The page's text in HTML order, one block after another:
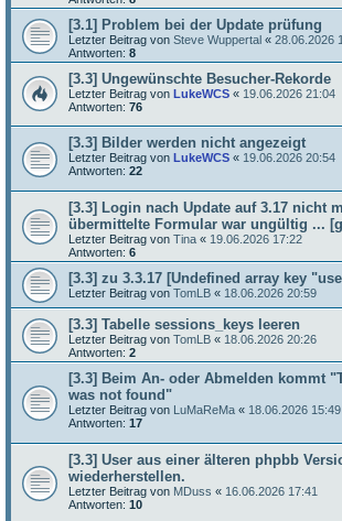
[3.1] Problem bei der Update prüfung
Letzter Beitrag von Steve Wuppertal « 28.06.2026
Antworten: 8
[3.3] Ungewünschte Besucher-Rekorde
Letzter Beitrag von LukeWCS « 19.06.2026 21:04
Antworten: 76
[3.3] Bilder werden nicht angezeigt
Letzter Beitrag von LukeWCS « 19.06.2026 20:54
Antworten: 22
[3.3] Login nach Update auf 3.17 nicht
übermittelte Formular war ungültig ...
Letzter Beitrag von Tina « 19.06.2026 17:22
Antworten: 6
[3.3] zu 3.3.17 [Undefined array key
Letzter Beitrag von TomLB « 18.06.2026 20:59
[3.3] Tabelle sessions_keys leeren
Letzter Beitrag von TomLB « 18.06.2026 20:26
Antworten: 2
[3.3] Beim An- oder Abmelden kommt
was not found"
Letzter Beitrag von LuMaReMa « 18.06.2026 15:49
Antworten: 17
[3.3] User aus einer älteren phpbb
wiederherstellen.
Letzter Beitrag von MDuss « 16.06.2026 17:41
Antworten: 10